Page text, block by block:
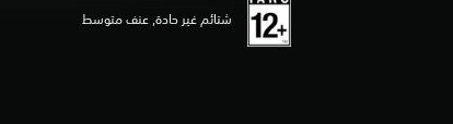
شتائم غير حادة, عنف متوسط